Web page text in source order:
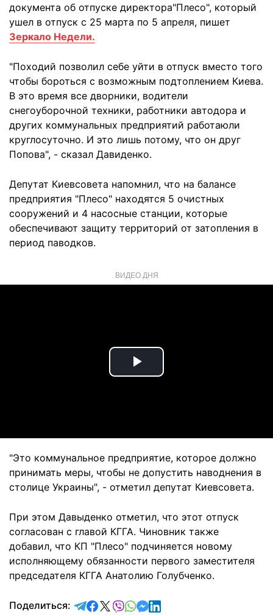
документа об отпуске директора"Плесо", который
ушел в отпуск с 25 марта по 5 апреля, пишет
Зеркало Недели.
"Походий позволил себе уйти в отпуск вместо того
чтобы бороться с возможным подтоплением Киева.
В это время все дворники, водители
снегоуборочной техники, работники автодора и
других коммунальных предприятий работаюли
круглосуточно. И это лишь потому, что он друг
Попова", - сказал Давиденко.
Депутат Киевсовета напомнил, что на балансе
предприятия "Плесо" находятся 5 очистных
сооружений и 4 насосные станции, которые
обеспечивают защиту территорий от затопления в
период паводков.
ВИДЕО ДНЯ
Play
"Это коммунальное предприятие, которое должно
принимать меры, чтобы не допустить наводнения в
столице Украины", - отметил депутат Киевсовета.
При этом Давыденко отметил, что этот отпуск
согласован с главой КГГА. Чиновник также
добавил, что КП "Плесо" подчиняется новому
исполняющему обязанности первого заместителя
председателя КГГА Анатолию Голубченко.
Поделиться: отправить в Telegram
поделиться в Facebook
поделиться в X
отправить в Viber
отправить в Whatsapp
отправить в Messenger
отправить в LinkedIn